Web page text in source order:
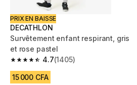
PRIX EN BAISSE
DECATHLON
Survêtement enfant respirant, gris
et rose pastel
4.7
4.7 out of 5 stars from 1405 reviews
(1405)
15 000 CFA